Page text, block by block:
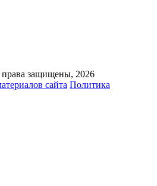
защищены, 2026
сайта Политика